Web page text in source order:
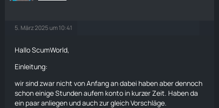
5. März 2025 um 10:41
Hallo ScumWorld,
Einleitung:
wir sind zwar nicht von Anfang an dabei haben aber dennoch
schon einige Stunden aufem konto in kurzer Zeit. Haben da
ein paar anliegen und auch zur gleich Vorschläge.